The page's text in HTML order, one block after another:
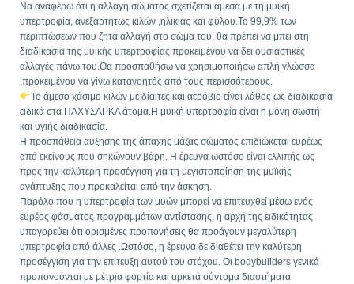
Να αναφέρω ότι η αλλαγή σώματος σχετίζεται άμεσα με τη μυική
υπερτροφία, ανεξαρτήτως κιλών ,ηλικίας και φύλου.Το 99,9% των
περιπτώσεων που ζητά αλλαγή στο σώμα του, θα πρέπει να μπει στη
διαδικασία της μυικής υπερτροφίας προκειμένου να δει ουσιαστικές
αλλαγές πάνω του.Θα προσπαθήσω να χρησιμοποιήσω απλή γλώσσα
,προκειμένου να γίνω κατανοητός από τους περισσότερους.
Το άμεσο χάσιμο κιλών με δίαιτες και αερόβιο είναι λάθος ως διαδικασία
ειδικά στα ΠΑΧΥΣΑΡΚΑ άτομα.Η μυική υπερτροφία είναι η μόνη σωστή
και υγιής διαδικασία.
Η προσπάθεια αύξησης της άπαχης μάζας σώματος επιδιώκεται ευρέως
από εκείνους που σηκώνουν βάρη. Η έρευνα ωστόσο είναι ελλιπής ως
προς την καλύτερη προσέγγιση για τη μεγιστοποίηση της μυϊκής
ανάπτυξης που προκαλείται από την άσκηση.
Παρόλο που η υπερτροφία των μυών μπορεί να επιτευχθεί μέσω ενός
ευρέος φάσματος προγραμμάτων αντίστασης, η αρχή της ειδικότητας
υπαγορεύει ότι ορισμένες προπονήσεις θα προάγουν μεγαλύτερη
υπερτροφία από άλλες .Ωστόσο, η έρευνα δε διαθέτει την καλύτερη
προσέγγιση για την επίτευξη αυτού του στόχου. Οι bodybuilders γενικά
προπονούνται με μέτρια φορτία και αρκετά σύντομα διαστήματα